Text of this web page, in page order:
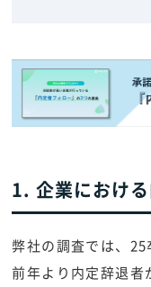
1. 企業におけ
弊社の調査では、
前年より内定辞退者